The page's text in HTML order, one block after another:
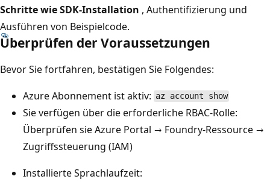
Schritte wie SDK-Installation , Authentifizierung und
Ausführen von Beispielcode.
Überprüfen der Voraussetzungen
Bevor Sie fortfahren, bestätigen Sie Folgendes:
Azure Abonnement ist aktiv: az account show
Sie verfügen über die erforderliche RBAC-Rolle:
Überprüfen sie Azure Portal → Foundry-Ressource →
Zugriffssteuerung (IAM)
Installierte Sprachlaufzeit: